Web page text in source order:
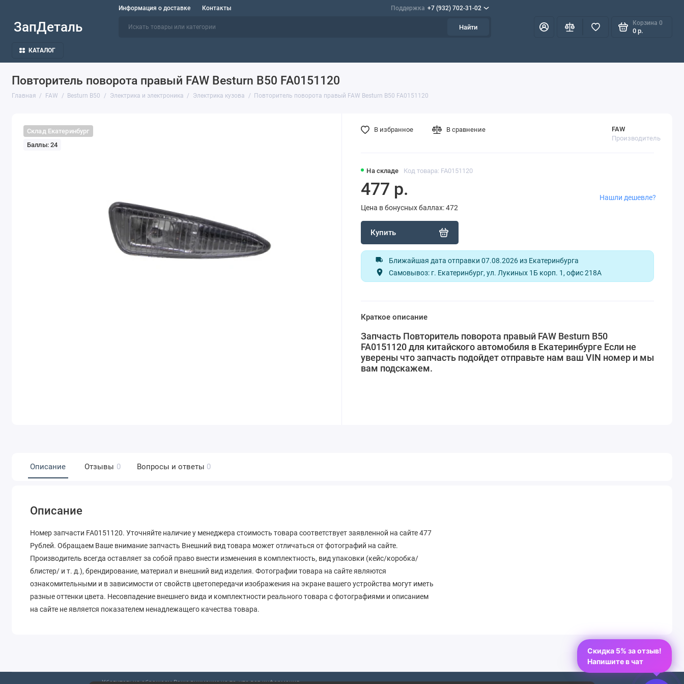
Информация о доставке Контакты Поддержка +7 (932) 702-31-02
ЗапДеталь Найти
Корзина 0
0 р.
КАТАЛОГ
Повторитель поворота правый FAW Besturn B50 FA0151120
Главная FAW Besturn B50 Электрика и электроника Электрика кузова Повторитель поворота правый FAW Besturn B50 FA0151120
Склад Екатеринбург
Баллы: 24
На складе Код товара: FA0151120
FAW
Производитель
477 р.
Цена в бонусных баллах: 472
Купить
Нашли дешевле?
Ближайшая дата отправки 07.08.2026 из Екатеринбурга
Самовывоз: г. Екатеринбург, ул. Лукиных 1Б корп. 1, офис 218А
В избранное В сравнение
Краткое описание
Запчасть Повторитель поворота правый FAW Besturn B50
FA0151120 для китайского автомобиля в Екатеринбурге Если не
уверены что запчасть подойдет отправьте нам ваш VIN номер и мы
вам подскажем.
Описание Отзывы 0 Вопросы и ответы 0
Описание
Номер запчасти FA0151120. Уточняйте наличие у менеджера стоимость товара соответствует заявленной на сайте 477
Рублей. Обращаем Ваше внимание запчасть Внешний вид товара может отличаться от фотографий на сайте.
Производитель всегда оставляет за собой право внести изменения в комплектность, вид упаковки (кейс/коробка/
блистер/ и т. д.), брендирование, материал и внешний вид изделия. Фотографии товара на сайте являются
ознакомительными и в зависимости от свойств цветопередачи изображения на экране вашего устройства могут иметь
разные оттенки цвета. Несовпадение внешнего вида и комплектности реального товара с фотографиями и описанием
на сайте не является показателем ненадлежащего качества товара.
Скидка 5% за отзыв!
Напишите в чат